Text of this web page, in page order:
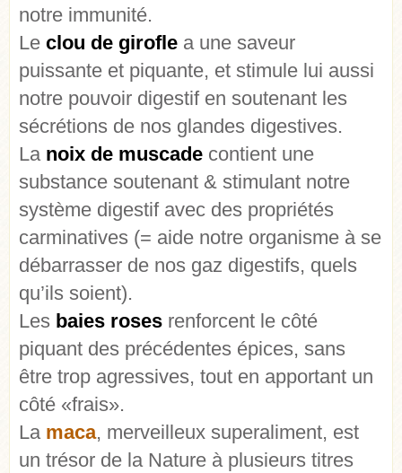
notre immunité.
Le clou de girofle a une saveur
puissante et piquante, et stimule lui aussi
notre pouvoir digestif en soutenant les
sécrétions de nos glandes digestives.
La noix de muscade contient une
substance soutenant & stimulant notre
système digestif avec des propriétés
carminatives (= aide notre organisme à se
débarrasser de nos gaz digestifs, quels
qu’ils soient).
Les baies roses renforcent le côté
piquant des précédentes épices, sans
être trop agressives, tout en apportant un
côté «frais».
La maca, merveilleux superaliment, est
un trésor de la Nature à plusieurs titres